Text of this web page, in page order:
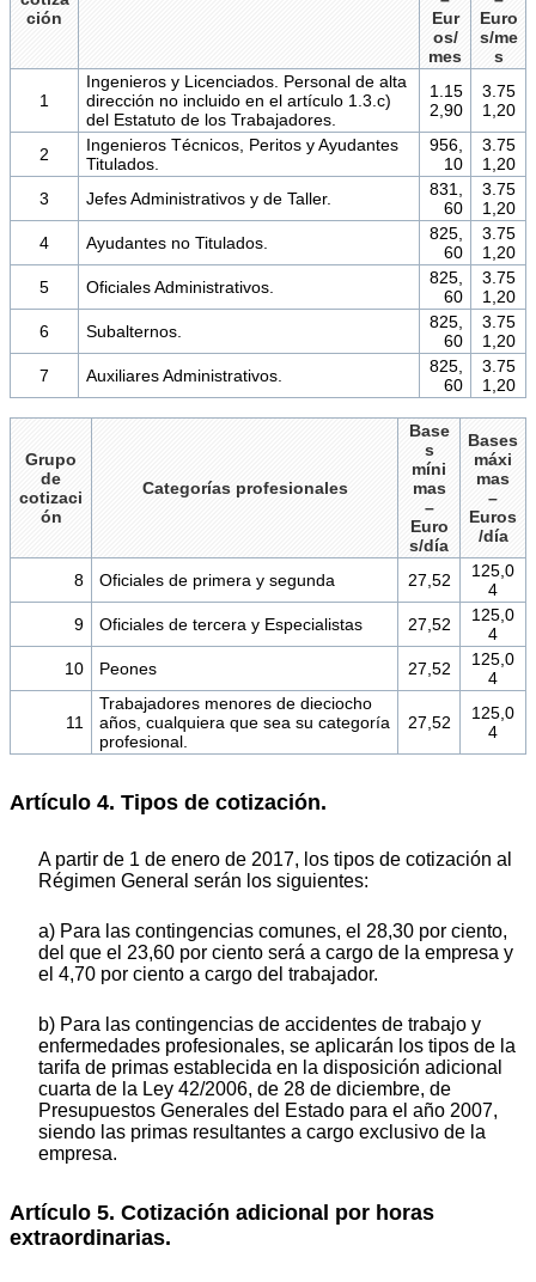
ción
Eur
os/
mes
Euro
s/me
s
1
Ingenieros y Licenciados. Personal de alta
dirección no incluido en el artículo 1.3.c)
del Estatuto de los Trabajadores.
1.15
2,90
3.75
1,20
2
Ingenieros Técnicos, Peritos y Ayudantes
Titulados.
956,
10
3.75
1,20
3
Jefes Administrativos y de Taller.
831,
60
3.75
1,20
4
Ayudantes no Titulados.
825,
60
3.75
1,20
5
Oficiales Administrativos.
825,
60
3.75
1,20
6
Subalternos.
825,
60
3.75
1,20
7
Auxiliares Administrativos.
825,
60
3.75
1,20
Grupo
de
cotizaci
ón
Categorías profesionales
Base
s
míni
mas
–
Euro
s/día
Bases
máxi
mas
–
Euros
/día
8 Oficiales de primera y segunda 27,52
125,0
4
9
Oficiales de tercera y Especialistas 27,52
125,0
4
10
Peones 27,52
125,0
4
11
Trabajadores menores de dieciocho
años, cualquiera que sea su categoría
profesional.
27,52
125,0
4
Artículo 4. Tipos de cotización.
A partir de 1 de enero de 2017, los tipos de cotización al
Régimen General serán los siguientes:
a) Para las contingencias comunes, el 28,30 por ciento,
del que el 23,60 por ciento será a cargo de la empresa y
el 4,70 por ciento a cargo del trabajador.
b) Para las contingencias de accidentes de trabajo y
enfermedades profesionales, se aplicarán los tipos de la
tarifa de primas establecida en la disposición adicional
cuarta de la Ley 42/2006, de 28 de diciembre, de
Presupuestos Generales del Estado para el año 2007,
siendo las primas resultantes a cargo exclusivo de la
empresa.
Artículo 5. Cotización adicional por horas
extraordinarias.